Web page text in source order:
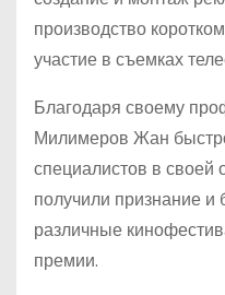
производство
участие в съемках
Благодаря своему
Милимеров Жан
специалистов в своей
получили признание
различные
премии.